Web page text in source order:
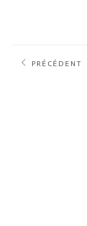
PRÉCÉDENT